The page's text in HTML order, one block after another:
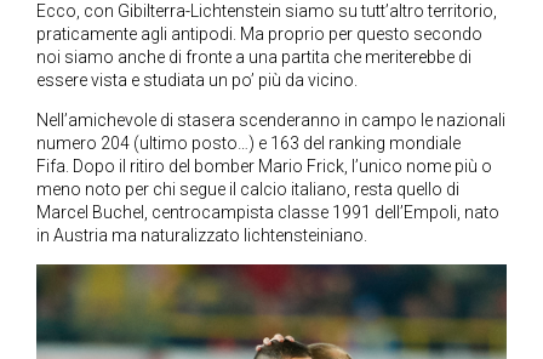
Ecco, con Gibilterra-Lichtenstein siamo su tutt’altro territorio,
praticamente agli antipodi. Ma proprio per questo secondo
noi siamo anche di fronte a una partita che meriterebbe di
essere vista e studiata un po’ più da vicino.
Nell’amichevole di stasera scenderanno in campo le nazionali
numero 204 (ultimo posto…) e 163 del ranking mondiale
Fifa. Dopo il ritiro del bomber Mario Frick, l’unico nome più o
meno noto per chi segue il calcio italiano, resta quello di
Marcel Buchel, centrocampista classe 1991 dell’Empoli, nato
in Austria ma naturalizzato lichtensteiniano.